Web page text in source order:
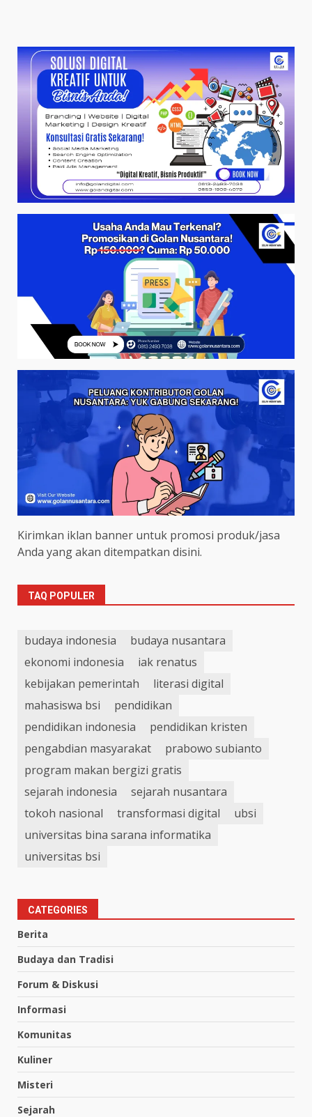
Kirimkan iklan banner untuk promosi produk/jasa
Anda yang akan ditempatkan disini.
TAQ POPULER
budaya indonesia
budaya nusantara
ekonomi indonesia
iak renatus
kebijakan pemerintah
literasi digital
mahasiswa bsi
pendidikan
pendidikan indonesia
pendidikan kristen
pengabdian masyarakat
prabowo subianto
program makan bergizi gratis
sejarah indonesia
sejarah nusantara
tokoh nasional
transformasi digital
ubsi
universitas bina sarana informatika
universitas bsi
CATEGORIES
Berita
Budaya dan Tradisi
Forum & Diskusi
Informasi
Komunitas
Kuliner
Misteri
Sejarah